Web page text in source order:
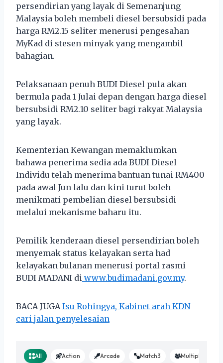
persendirian yang layak di Semenanjung
Malaysia boleh membeli diesel bersubsidi pada
harga RM2.15 seliter menerusi pengesahan
MyKad di stesen minyak yang mengambil
bahagian.
Pelaksanaan penuh BUDI Diesel pula akan
bermula pada 1 Julai depan dengan harga diesel
bersubsidi RM2.10 seliter bagi rakyat Malaysia
yang layak.
Kementerian Kewangan memaklumkan
bahawa penerima sedia ada BUDI Diesel
Individu telah menerima bantuan tunai RM400
pada awal Jun lalu dan kini turut boleh
menikmati pembelian diesel bersubsidi
melalui mekanisme baharu itu.
Pemilik kenderaan diesel persendirian boleh
menyemak status kelayakan serta had
kelayakan bulanan menerusi portal rasmi
BUDI MADANI di www.budimadani.gov.my.
BACA JUGA Isu Rohingya, Kabinet arah KDN
cari jalan penyelesaian